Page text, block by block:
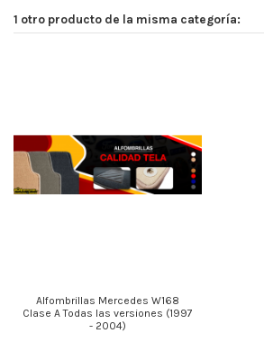
1 otro producto de la misma categoría:
Alfombrillas Mercedes W168
Clase A Todas las versiones (1997
- 2004)